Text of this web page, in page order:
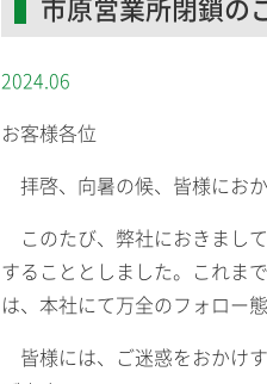
2024.06
お客様各位
拝啓、向暑の候、皆様にお
このたび、弊社におきまし
することとしました。これま
は、本社にて万全のフォロー
皆様には、ご迷惑をおかけ